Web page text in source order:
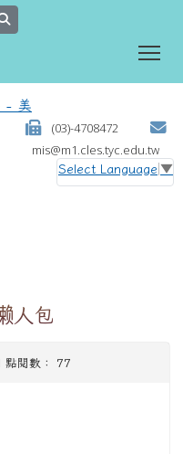
(03)-4708472
mis@m1.cles.tyc.edu.tw
Select Language ▼
人包
閱數： 77